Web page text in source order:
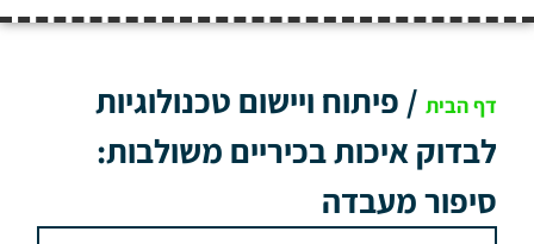
דף הבית / פיתוח ויישום טכנולוגיות
לבדוק איכות בכיריים משולבות:
סיפור מעבדה